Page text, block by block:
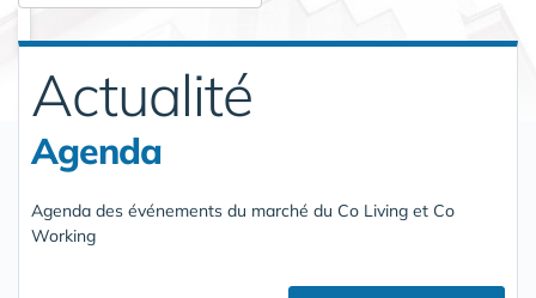
Actualité
Agenda
Agenda des événements du marché du Co Living et Co
Working